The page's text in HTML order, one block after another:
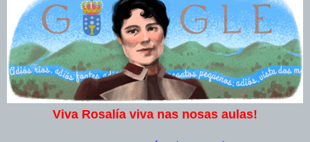
Viva Rosalía viva nas nosas aulas!